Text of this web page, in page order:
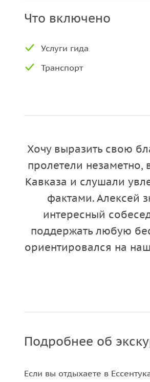
Что включено
Услуги гида
Транспорт
Хочу выразить свою
пролетели
Кавказа и слушали
фактами. Алексей
интересный
поддержать любую
ориентировался на
Подробнее об
Если вы отдыхаете в